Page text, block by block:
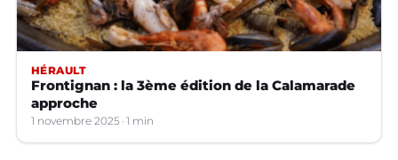
HÉRAULT
Frontignan : la 3ème édition de la Calamarade
approche
1 novembre 2025 1 min